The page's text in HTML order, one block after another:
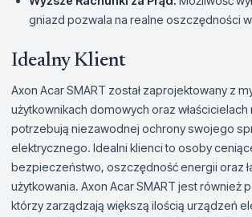
gniazd pozwala na realne oszczędności
Idealny Klient
Axon Acar SMART został zaprojektowany z
użytkownikach domowych oraz właścicielach
potrzebują niezawodnej ochrony swojego
elektrycznego. Idealni klienci to osoby
bezpieczeństwo, oszczędność energii oraz
użytkowania. Axon Acar SMART jest również
którzy zarządzają większą ilością urządzeń